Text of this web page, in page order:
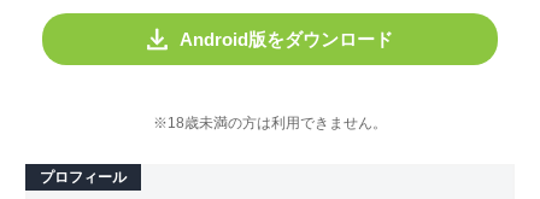
Android版をダウンロード
※18歳未満の方は利用できません。
プロフィール